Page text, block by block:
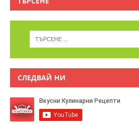
СЛЕДВАЙ НИ